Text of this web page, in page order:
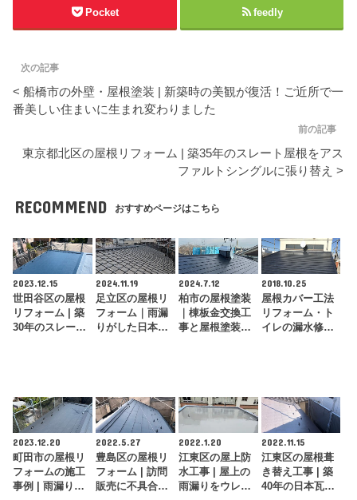
Pocket feedly
次の記事
< 船橋市の外壁・屋根塗装 | 新築時の美観が復活！ご近所で一
番美しい住まいに生まれ変わりました
前の記事
東京都北区の屋根リフォーム | 築35年のスレート屋根をアス
ファルトシングルに張り替え >
RECOMMEND おすすめページはこちら
2023.12.15
世田谷区の屋根
リフォーム | 築
30年のスレート
2024.11.19
足立区の屋根リ
フォーム｜雨漏
りがした日本瓦
2024.7.12
柏市の屋根塗装
｜棟板金交換工
事と屋根塗装で
2018.10.25
屋根カバー工法
リフォーム・ト
イレの漏水修
2023.12.20
町田市の屋根リ
フォームの施工
事例 | 雨漏りが
2022.5.27
豊島区の屋根リ
フォーム | 訪問
販売に不具合を
2022.1.20
江東区の屋上防
水工事 | 屋上の
雨漏りをウレタ
2022.11.15
江東区の屋根葺
き替え工事 | 築
40年の日本瓦屋